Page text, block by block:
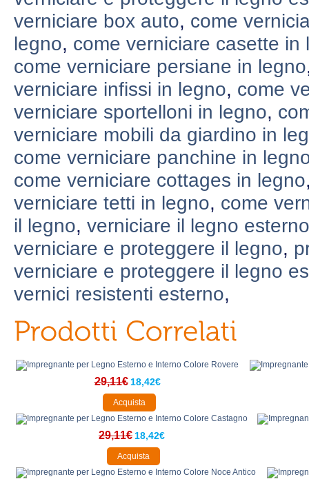
verniciare box auto, come
legno, come verniciare casette in
come verniciare persiane in legno
verniciare infissi in legno, come
verniciare sportelloni in legno,
verniciare mobili da giardino in
come verniciare panchine in
come verniciare cottages in legno
verniciare tetti in legno, come
il legno, verniciare il legno esterno
verniciare e proteggere il legno,
verniciare e proteggere il legno
vernici resistenti esterno,
29,11€ 18,42€
Acquista
29,11€ 18,42€
Acquista